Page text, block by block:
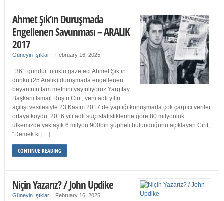
Ahmet Şık’ın Duruşmada
Engellenen Savunması – ARALIK
2017
Güneyin Işıkları | February 16, 2025
361 gündür tutuklu gazeteci Ahmet Şık’ın
dünkü (25 Aralık) duruşmada engellenen
beyanının tam metnini yayınlıyoruz Yargıtay
Başkanı İsmail Rüştü Cirit, yeni adli yılın
açılışı vesilesiyle 23 Kasım 2017’de yaptığı konuşmada çok çarpıcı veriler
ortaya koydu. 2016 yılı adli suç istatistiklerine göre 80 milyonluk
ülkemizde yaklaşık 6 milyon 900bin şüpheli bulunduğunu açıklayan Cirit;
“Demek ki […]
CONTINUE READING
Niçin Yazarız? / John Updike
Güneyin Işıkları | February 16, 2025